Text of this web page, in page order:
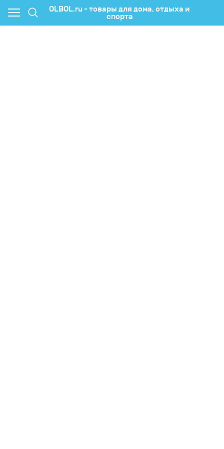
OLBOL.ru - товары для дома, отдыха и
спорта